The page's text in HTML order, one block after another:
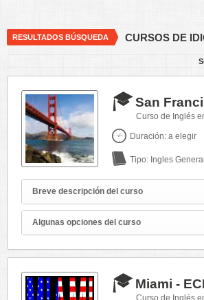
RESULTADOS BÚSQUEDA CURSOS DE
San
Curso de Inglés
Duración: a elegir
Tipo: Ingles General
Breve descripción del curso
Algunas opciones del curso
Miami -
Curso de Inglés